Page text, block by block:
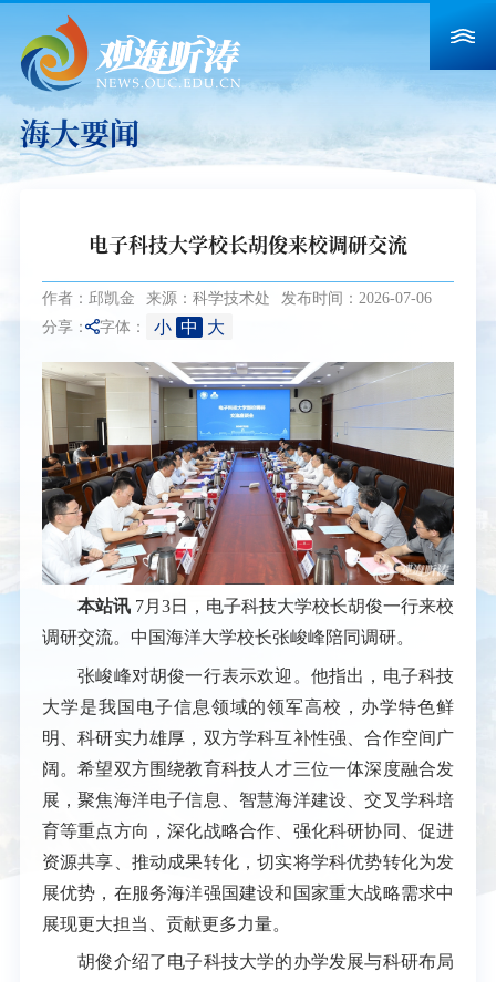
海大要闻
电子科技大学校长胡俊来校调研交流
作者：邱凯金 来源：科学技术处 发布时间：2026-07-06
分享： 字体： 小 中 大
本站讯7月3日，电子科技大学校长胡俊一行来校
调研交流。中国海洋大学校长张峻峰陪同调研。
张峻峰对胡俊一行表示欢迎。他指出，电子科技
大学是我国电子信息领域的领军高校，办学特色鲜
明、科研实力雄厚，双方学科互补性强、合作空间广
阔。希望双方围绕教育科技人才三位一体深度融合发
展，聚焦海洋电子信息、智慧海洋建设、交叉学科培
育等重点方向，深化战略合作、强化科研协同、促进
资源共享、推动成果转化，切实将学科优势转化为发
展优势，在服务海洋强国建设和国家重大战略需求中
展现更大担当、贡献更多力量。
胡俊介绍了电子科技大学的办学发展与科研布局